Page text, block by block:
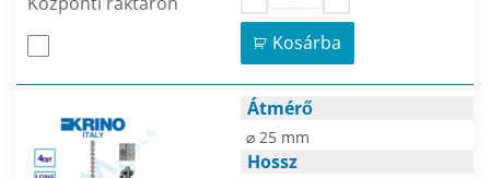
Kosárba
Átmérő
⌀ 25 mm
Hossz